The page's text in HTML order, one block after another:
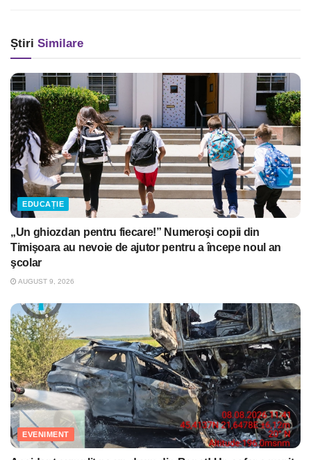
Știri Similare
EDUCAȚIE
„Un ghiozdan pentru fiecare!” Numeroşi copii din
Timişoara au nevoie de ajutor pentru a începe noul an
şcolar
AUGUST 9, 2026
EVENIMENT